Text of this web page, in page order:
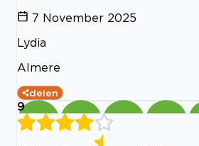
7 November 2025
Lydia
Almere
delen
9